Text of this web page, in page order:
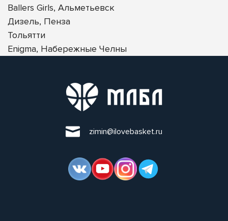
Ballers Girls, Альметьевск
Дизель, Пенза
Тольятти
Enigma, Набережные Челны
zimin@ilovebasket.ru